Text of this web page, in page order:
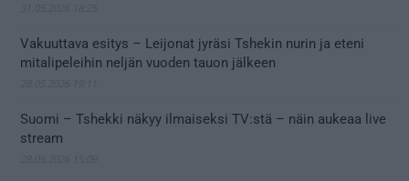
Vakuuttava esitys – Leijonat jyräsi Tshekin nurin ja eteni
mitalipeleihin neljän vuoden tauon jälkeen
Suomi – Tshekki näkyy ilmaiseksi TV:stä – näin aukeaa live
stream